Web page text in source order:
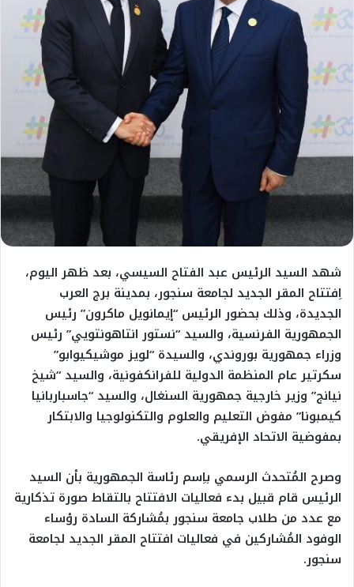
شهد السيد الرئيس عبد الفتاح السيسي، بعد ظهر اليوم،
اِفتتاح المقر الجديد لجامعة سنجور، بمدينة برج العرب
الجديدة، وذلك بحضور الرئيس “إيمانويل ماكرون” رئيس
الجمهورية الفرنسية، والسيد “نستور انتاهونتويي” رئيس
وزراء جمهورية بوروندي، والسيدة “لويز موشيكيوابو”
سكرتير عام المنظمة الدولية للفرانكفونية، والسيد “شيخ
نيانج” وزير خارجية جمهورية السنغال، والسيد “جاسباربانيا
كيمبونا” مفوض التعليم والعلوم والتكنولوجيا والابتكار
بمفوضية الاتحاد الإفريقي.
وصرح المُتحدث الرسمي باِسم رئاسة الجمهورية بأن السيد
الرئيس قام قبيل بدء فعاليات الافتتاح بالتقاط صورة تذكارية
مع عدد من طلاب جامعة سنجور بمُشاركة السادة رؤساء
الوفود المُشاركين في فعاليات افتتاح المقر الجديد لجامعة
سنجور.